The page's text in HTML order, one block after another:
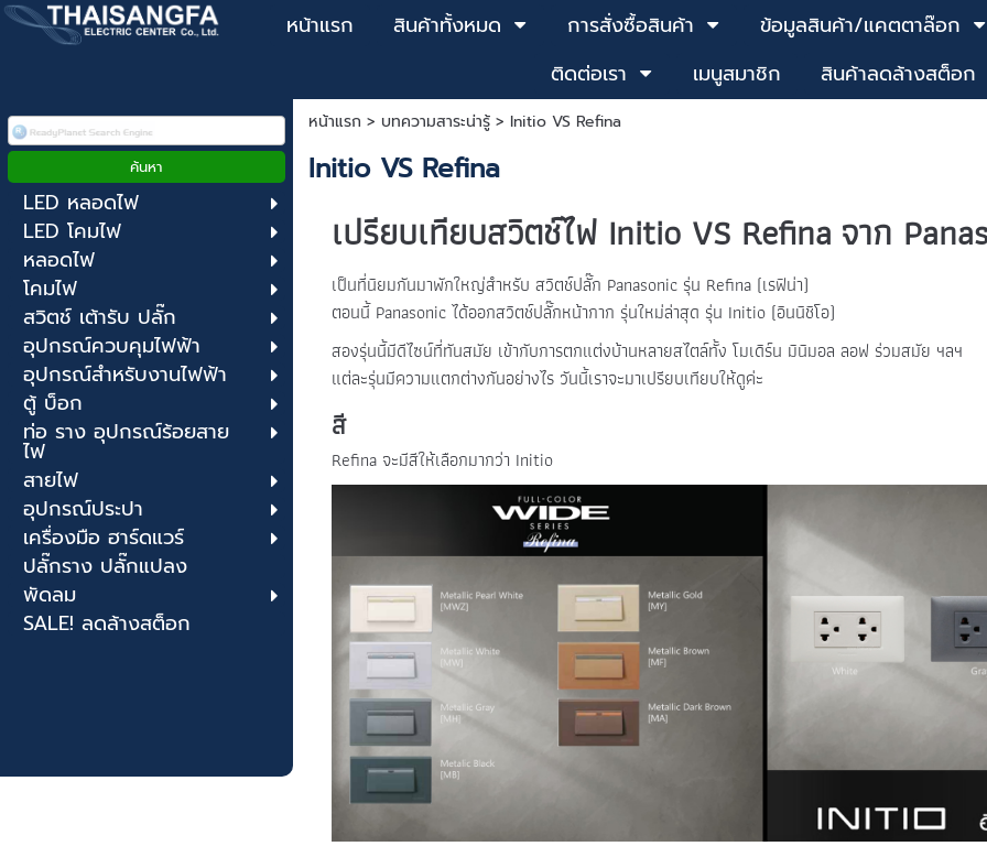
หน้าแรก สินค้าทั้งหมด การสั่งซื้อสินค้า ข้อมูลสินค้า/แคตตาล๊อก
ติดต่อเรา
เมนูสมาชิก สินค้าลดล้างสต็อก
LED หลอดไฟ
LED โคมไฟ
หลอดไฟ
โคมไฟ
สวิตช์ เต้ารับ ปลั๊ก
อุปกรณ์ควบคุมไฟฟ้า
อุปกรณ์สำหรับงานไฟฟ้า
ตู้ บ็อก
ท่อ ราง อุปกรณ์ร้อยสาย
ไฟ
สายไฟ
อุปกรณ์ประปา
เครื่องมือ ฮาร์ดแวร์
ปลั๊กราง ปลั๊กแปลง
พัดลม
SALE! ลดล้างสต็อก
หน้าแรก > บทความสาระน่ารู้> Initio VS Refina
Initio VS Refina
เปรียบเทียบสวิตช์ไฟ Initio VS Refina จาก
เป็นที่นิยมกันมาพักใหญ่สำหรับ สวิตช์ปลั๊ก Panasonic รุ่น Refina (เรฟิน่า)
ตอนนี้ Panasonic ได้ออกสวิตช์ปลั๊กหน้ากาก รุ่นใหม่ล่าสุด รุ่น Initio (อินนิชิโอ)
สองรุ่นนี้มีดีไซน์ที่ทันสมัย เข้ากับการตกแต่งบ้านหลายสไตล์ทั้ง โมเดิร์น มินิมอล ลอฟ ร่วมสมัย ฯลฯ
แต่ละรุ่นมีความแตกต่างกันอย่างไร วันนี้เราจะมาเปรียบเทียบให้ดูค่ะ
สี
Refina จะมีสีให้เลือกมากว่า Initio